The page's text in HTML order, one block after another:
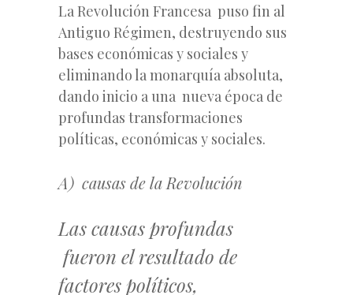
La Revolución Francesa puso fin al
Antiguo Régimen, destruyendo sus
bases económicas y sociales y
eliminando la monarquía absoluta,
dando inicio a una nueva época de
profundas transformaciones
políticas, económicas y sociales.
A) causas de la Revolución
Las causas profundas
fueron el resultado de
factores políticos,